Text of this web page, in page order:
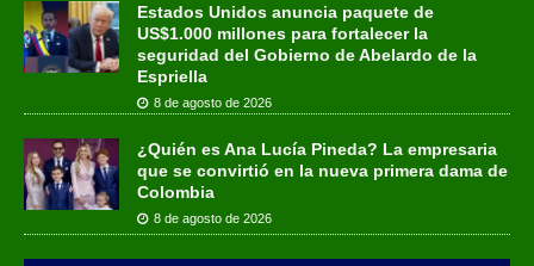
Estados Unidos anuncia paquete de
US$1.000 millones para fortalecer la
seguridad del Gobierno de Abelardo de la
Espriella
8 de agosto de 2026
¿Quién es Ana Lucía Pineda? La empresaria
que se convirtió en la nueva primera dama de
Colombia
8 de agosto de 2026